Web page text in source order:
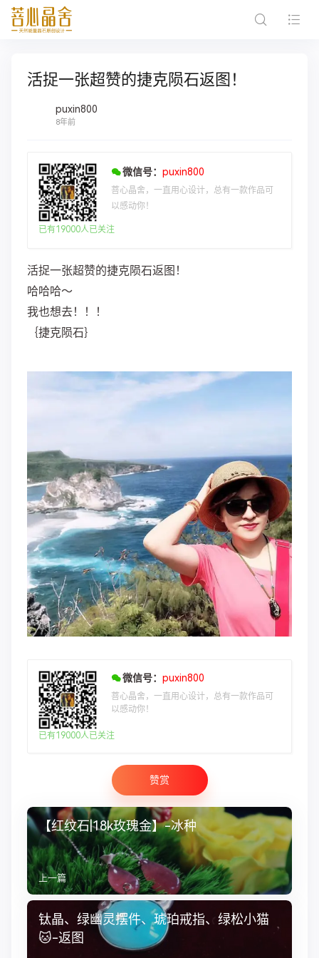
活捉一张超赞的捷克陨石返图！
puxin800
8年前
微信号： puxin800
菩心晶舍，一直用心设计，总有一款作品可
以感动你！
已有19000人已关注
活捉一张超赞的捷克陨石返图！
哈哈哈～
我也想去！！！
｛捷克陨石｝
微信号： puxin800
菩心晶舍，一直用心设计，总有一款作品可
以感动你！
已有19000人已关注
赞赏
【红纹石|18k玫瑰金】-冰种
上一篇
钛晶、绿幽灵摆件、琥珀戒指、绿松小猫
🐱-返图